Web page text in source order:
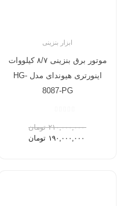
ابزار بنزینی
موتور برق بنزینی ۸/۷ کیلووات
اینورتری هیوندای مدل HG-
8087-PG
تومان
۲۱۰,۰۰۰,۰۰۰
تومان